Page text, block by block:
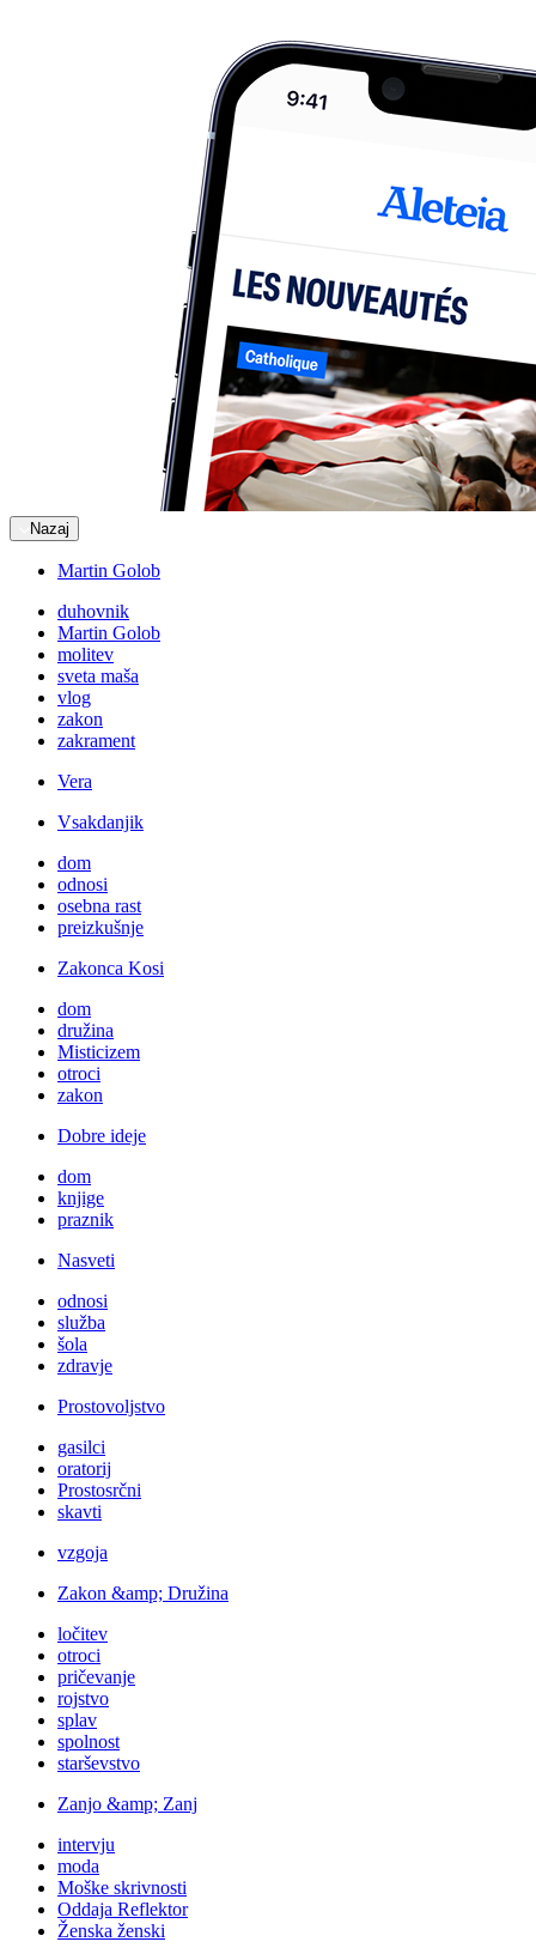
Nazaj
Martin Golob
duhovnik
Martin Golob
molitev
sveta maša
vlog
zakon
zakrament
Vera
Vsakdanjik
dom
odnosi
osebna rast
preizkušnje
Zakonca Kosi
dom
družina
Misticizem
otroci
zakon
Dobre ideje
dom
knjige
praznik
Nasveti
odnosi
služba
šola
zdravje
Prostovoljstvo
gasilci
oratorij
Prostosrčni
skavti
vzgoja
Zakon &amp; Družina
ločitev
otroci
pričevanje
rojstvo
splav
spolnost
starševstvo
Zanjo &amp; Zanj
intervju
moda
Moške skrivnosti
Oddaja Reflektor
Ženska ženski